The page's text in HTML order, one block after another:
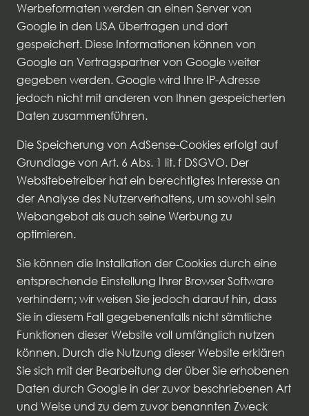
Werbeformaten werden an einen Server von
Google in den USA übertragen und dort
gespeichert. Diese Informationen können von
Google an Vertragspartner von Google weiter
gegeben werden. Google wird Ihre IP-Adresse
jedoch nicht mit anderen von Ihnen gespeicherten
Daten zusammenführen.
Die Speicherung von AdSense-Cookies erfolgt auf
Grundlage von Art. 6 Abs. 1 lit. f DSGVO. Der
Websitebetreiber hat ein berechtigtes Interesse an
der Analyse des Nutzerverhaltens, um sowohl sein
Webangebot als auch seine Werbung zu
optimieren.
Sie können die Installation der Cookies durch eine
entsprechende Einstellung Ihrer Browser Software
verhindern; wir weisen Sie jedoch darauf hin, dass
Sie in diesem Fall gegebenenfalls nicht sämtliche
Funktionen dieser Website voll umfänglich nutzen
können. Durch die Nutzung dieser Website erklären
Sie sich mit der Bearbeitung der über Sie erhobenen
Daten durch Google in der zuvor beschriebenen Art
und Weise und zu dem zuvor benannten Zweck